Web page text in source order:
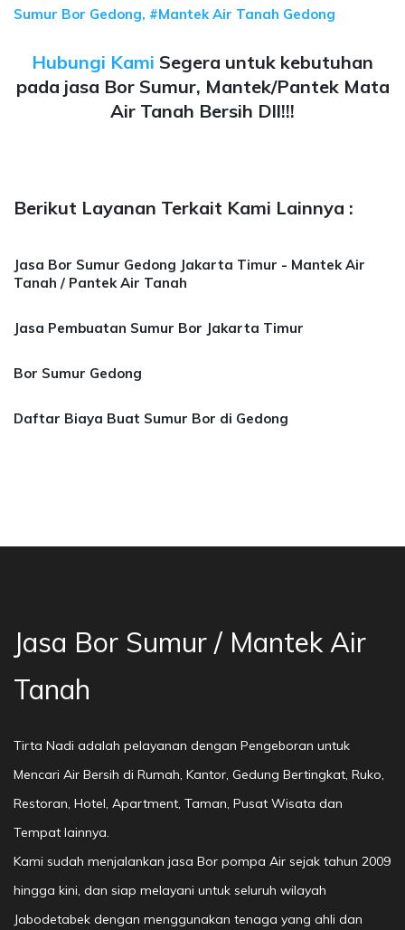
Sumur Bor Gedong, #Mantek Air Tanah Gedong
Hubungi Kami Segera untuk kebutuhan
pada jasa Bor Sumur, Mantek/Pantek Mata
Air Tanah Bersih Dll!!!
Berikut Layanan Terkait Kami Lainnya :
Jasa Bor Sumur Gedong Jakarta Timur - Mantek Air
Tanah / Pantek Air Tanah
Jasa Pembuatan Sumur Bor Jakarta Timur
Bor Sumur Gedong
Daftar Biaya Buat Sumur Bor di Gedong
Jasa Bor Sumur / Mantek Air
Tanah
Tirta Nadi adalah pelayanan dengan Pengeboran untuk
Mencari Air Bersih di Rumah, Kantor, Gedung Bertingkat, Ruko,
Restoran, Hotel, Apartment, Taman, Pusat Wisata dan
Tempat lainnya.
Kami sudah menjalankan jasa Bor pompa Air sejak tahun 2009
hingga kini, dan siap melayani untuk seluruh wilayah
Jabodetabek dengan menggunakan tenaga yang ahli dan